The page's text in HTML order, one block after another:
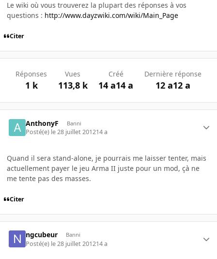
Le wiki où vous trouverez la plupart des réponses à vos
questions : http://www.dayzwiki.com/wiki/Main_Page
Citer
Réponses
1 k
Vues
113,8 k
Créé
14 a14 a
Dernière réponse
12 a12 a
AnthonyF Banni
Posté(e) le 28 juillet 201214 a
Quand il sera stand-alone, je pourrais me laisser tenter, mais
actuellement payer le jeu Arma II juste pour un mod, çà ne
me tente pas des masses.
Citer
ngcubeur Banni
Posté(e) le 28 juillet 201214 a